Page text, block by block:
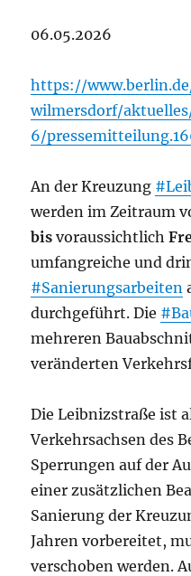
06.05.2026
https://
wilmersdorf/
6/
An der Kreuzung
werden im Zeitraum
bis voraussichtlich
umfangreiche und
#Sanierungsarbeiten
durchgeführt. Die
mehreren
veränderten
Die Leibnizstraße ist
Verkehrsachsen des
Sperrungen auf der
einer zusätzlichen
Sanierung der
Jahren vorbereitet,
verschoben werden.